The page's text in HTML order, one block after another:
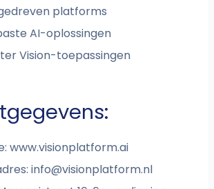
platforms
AI-oplossingen
Vision-toepassingen
www.visionplatform.ai
info@visionplatform.nl